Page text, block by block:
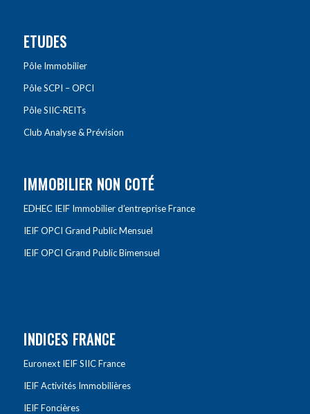
ETUDES
Pôle Immobilier
Pôle SCPI – OPCI
Pôle SIIC-REITs
Club Analyse & Prévision
IMMOBILIER NON COTÉ
EDHEC IEIF Immobilier d’entreprise France
IEIF OPCI Grand Public Mensuel
IEIF OPCI Grand Public Bimensuel
INDICES FRANCE
Euronext IEIF SIIC France
IEIF Activités Immobilières
IEIF Foncières